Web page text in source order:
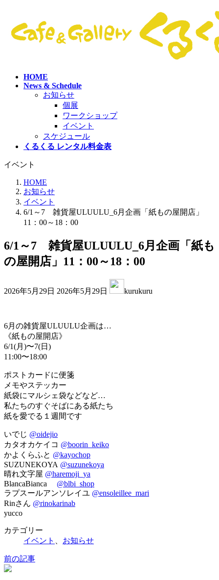
HOME
News & Schedule
お知らせ
個展
ワークショップ
イベント
スケジュール
くるくる レンタル料金表
イベント
HOME
お知らせ
イベント
6/1～7 雑貨屋ULUULU_6月企画「紙もの屋開店」
11：00～18：00
6/1～7 雑貨屋ULUULU_6月企画「紙も
の屋開店」11：00～18：00
2026年5月29日 終
日
時
2026年5月29日 kurukuru
6月の雑貨屋ULUULU企画は…
《紙もの屋開店》
6/1(月)〜7(日)
11:00〜18:00
ポストカードに便箋
メモやステッカー
紙袋にマルシェ袋などなど…
私たちのすぐそばにある紙たち
紙を愛でる１週間です
いでじ @oidejio
カタオカケイコ @boorin_keiko
かよくらふと @kayochop
SUZUNEKOYA @suzunekoya
晴れ文字屋 @haremoji_ya
BlancaBianca @blbi_shop
ラプスールアンソレイユ @ensoleillee_mari
Rinさん @rinokarinab
yucco
カテゴリー
イベント
お知らせ
前の記事